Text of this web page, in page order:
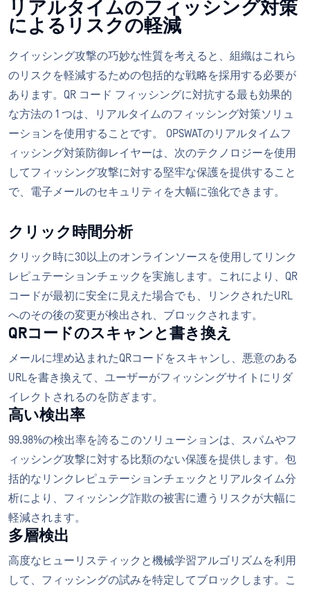
リアルタイムのフィッシング対策
によるリスクの軽減
クイッシング攻撃の巧妙な性質を考えると、組織はこれら
のリスクを軽減するための包括的な戦略を採用する必要が
あります。QR コード フィッシングに対抗する最も効果的
な方法の 1 つは、リアルタイムのフィッシング対策ソリュ
ーションを使用することです。 OPSWATのリアルタイムフ
ィッシング対策防御レイヤーは、次のテクノロジーを使用
してフィッシング攻撃に対する堅牢な保護を提供すること
で、電子メールのセキュリティを大幅に強化できます。
クリック時間分析
クリック時に30以上のオンラインソースを使用してリンク
レピュテーションチェックを実施します。これにより、QR
コードが最初に安全に見えた場合でも、リンクされたURL
へのその後の変更が検出され、ブロックされます。
QRコードのスキャンと書き換え
メールに埋め込まれたQRコードをスキャンし、悪意のある
URLを書き換えて、ユーザーがフィッシングサイトにリダ
イレクトされるのを防ぎます。
高い検出率
99.98%の検出率を誇るこのソリューションは、スパムやフ
ィッシング攻撃に対する比類のない保護を提供します。包
括的なリンクレピュテーションチェックとリアルタイム分
析により、フィッシング詐欺の被害に遭うリスクが大幅に
軽減されます。
多層検出
高度なヒューリスティックと機械学習アルゴリズムを利用
して、フィッシングの試みを特定してブロックします。こ